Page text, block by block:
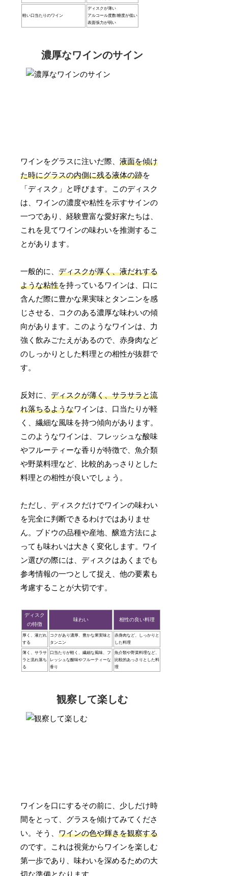
軽い口当たりのワイン
ディスクが薄い
アルコール度数/糖度が低い
表面張力が弱い
濃厚なワインのサイン
ワインをグラスに注いだ際、液面を傾け
た時にグラスの内側に残る液体の跡を
「ディスク」と呼びます。このディスク
は、ワインの濃度や粘性を示すサインの
一つであり、経験豊富な愛好家たちは、
これを見てワインの味わいを推測するこ
とがあります。
一般的に、ディスクが厚く、液だれする
ような粘性を持っているワインは、口に
含んだ際に豊かな果実味とタンニンを感
じさせる、コクのある濃厚な味わいの傾
向があります。このようなワインは、力
強く飲みごたえがあるので、赤身肉など
のしっかりとした料理との相性が抜群で
す。
反対に、ディスクが薄く、サラサラと流
れ落ちるようなワインは、口当たりが軽
く、繊細な風味を持つ傾向があります。
このようなワインは、フレッシュな酸味
やフルーティーな香りが特徴で、魚介類
や野菜料理など、比較的あっさりとした
料理との相性が良いでしょう。
ただし、ディスクだけでワインの味わい
を完全に判断できるわけではありませ
ん。ブドウの品種や産地、醸造方法によ
っても味わいは大きく変化します。ワイ
ン選びの際には、ディスクはあくまでも
参考情報の一つとして捉え、他の要素も
考慮することが大切です。
ディスク
の特徴
味わい 相性の良い料理
厚く、液だれ
する
コクがあり濃厚、豊かな果実味と
タンニン
赤身肉など、しっかりと
した料理
薄く、サラサ
ラと流れ落ち
る
口当たりが軽く、繊細な風味、フ
レッシュな酸味やフルーティーな
香り
魚介類や野菜料理など、
比較的あっさりとした料
理
観察して楽しむ
ワインを口にするその前に、少しだけ時
間をとって、グラスを傾けてみてくださ
い。そう、ワインの色や輝きを観察する
のです。これは視覚からワインを楽しむ
第一歩であり、味わいを深めるための大
切な準備となります。